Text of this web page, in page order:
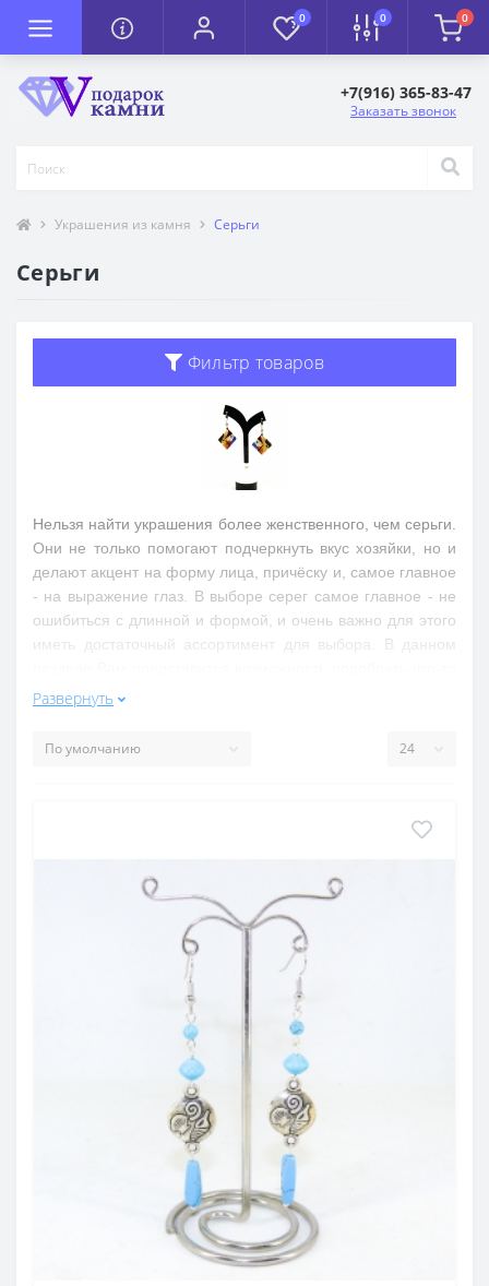
0 0 0
+7(916) 365-83-47
Заказать звонок
Украшения из камня Серьги
Серьги
Фильтр товаров
Нельзя найти украшения более женственного, чем серьги.
Они не только помогают подчеркнуть вкус хозяйки, но и
делают акцент на форму лица, причёску и, самое главное
- на выражение глаз. В выборе серег самое главное - не
ошибиться с длинной и формой, и очень важно для этого
иметь достаточный ассортимент для выбора. В данном
себе по душе и в соответствии с Вашим стилем. Серьги
Например, крупные кабошоны чёрного оникса пойдут к
представленных в каталоге, составляют комплект с
кольцами, которые Вы без труда найдёте на соседнем
разделе сайта. Изысканные украшения дополнят друг
друга и будут прекрасно сочетаться и с офисным
нарядом, и с парадной одеждой. Все самоцветы,
служащие вставками в наших изделиях - это натуральные
камни, а, значит, обладают соответствующими свойствами
и энергетикой. Усиленные серебряной оправой, они будут
не только подчёркивать Вашу красоту, но и служить
мощным оберегом от негативного воздействия.
Развернуть